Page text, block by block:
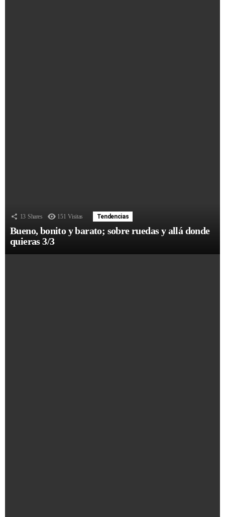
13 Shares 151 Visitas Tendencias
Bueno, bonito y barato; sobre ruedas y allá donde
quieras 3/3